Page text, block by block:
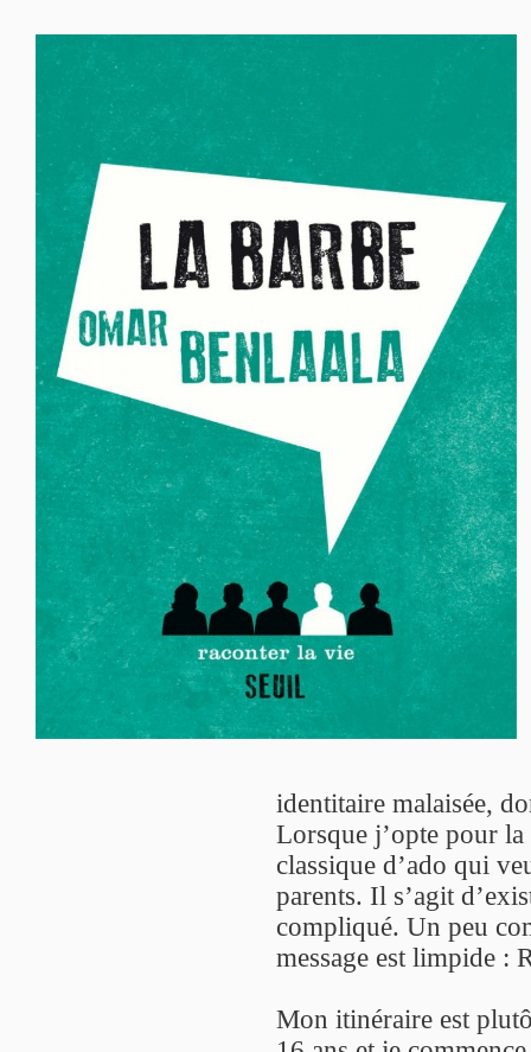
identitaire malaisée,
Lorsque j’opte pour la
classique d’ado qui
parents. Il s’agit
compliqué. Un peu
message est limpide :
Mon itinéraire est